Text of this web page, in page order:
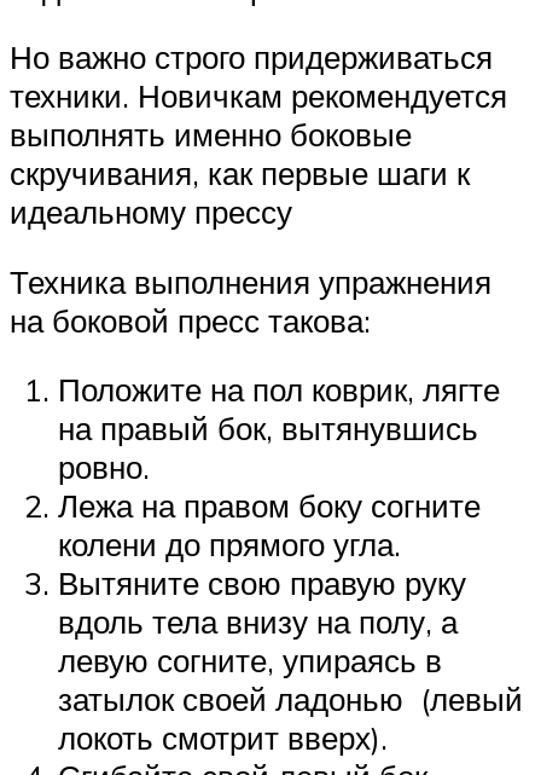
Но важно строго придерживаться
техники. Новичкам рекомендуется
выполнять именно боковые
скручивания, как первые шаги к
идеальному прессу
Техника выполнения упражнения
на боковой пресс такова:
Положите на пол коврик, лягте
на правый бок, вытянувшись
ровно.
Лежа на правом боку согните
колени до прямого угла.
Вытяните свою правую руку
вдоль тела внизу на полу, а
левую согните, упираясь в
затылок своей ладонью (левый
локоть смотрит вверх).